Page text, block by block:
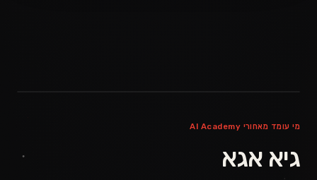
מי עומד מאחורי AI Academy
גיא אגא